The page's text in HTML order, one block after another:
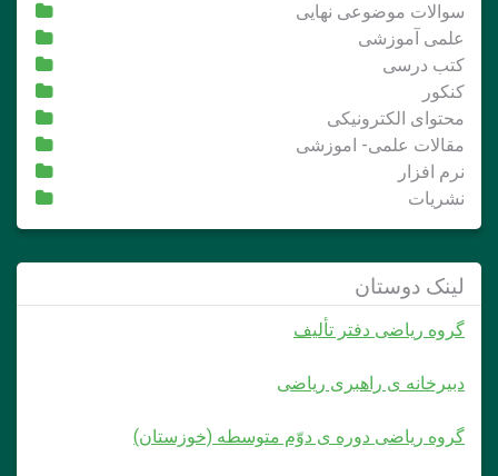
سوالات موضوعی نهایی
علمی آموزشی
کتب درسی
کنکور
محتوای الکترونیکی
مقالات علمی- اموزشی
نرم افزار
نشریات
لینک دوستان
گروه ریاضی دفتر تألیف
دبیرخانه ی راهبری ریاضی
گروه ریاضی دوره ی دوّم متوسطه (خوزستان)